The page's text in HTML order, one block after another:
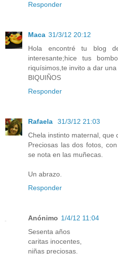
Responder
Maca 31/3/12 20:12
Hola encontré tu blog
interesante;hice tus
riquísimos,te invito a dar una
BIQUIÑOS
Responder
Rafaela
31/3/12 21:03
Chela instinto maternal, que
Preciosas las dos fotos,
se nota en las muñecas.
Un abrazo.
Responder
Anónimo 1/4/12 11:04
Sesenta años
caritas inocentes,
niñas preciosas.